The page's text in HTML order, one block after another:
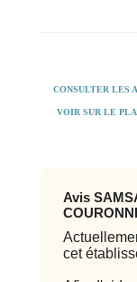
CONSULTER LES
VOIR SUR LE
Avis
cet